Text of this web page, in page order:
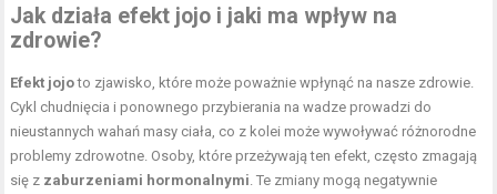
Jak działa efekt jojo i jaki ma wpływ na
zdrowie?
Efekt jojoto zjawisko, które może poważnie wpłynąć na nasze zdrowie.
Cykl chudnięcia i ponownego przybierania na wadze prowadzi do
nieustannych wahań masy ciała, co z kolei może wywoływać różnorodne
problemy zdrowotne. Osoby, które przeżywają ten efekt, często zmagają
się z zaburzeniami hormonalnymi . Te zmiany mogą negatywnie